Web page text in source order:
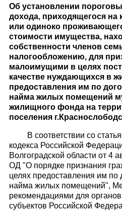
Об установлении
дохода, приходящегося на
или одиноко
стоимости имущества,
собственности членов
налогообложению, для
малоимущими в целях
качестве нуждающихся в
предоставления им по
найма жилых помещений
жилищного фонда на
поселения
В соответствии со
кодекса Российской
Волгоградской области от 4
ОД "О порядке признания
целях предоставления им по
найма жилых помещений",
рекомендациями для
субъектов Российской